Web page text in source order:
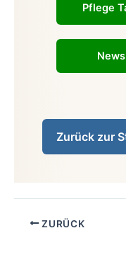
Pflege
Zurück zur
ZURÜCK